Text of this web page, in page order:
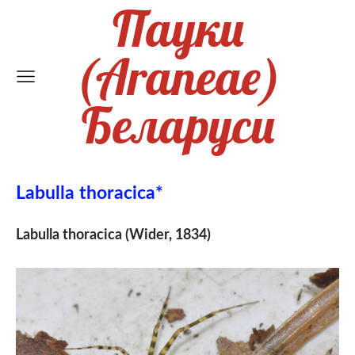
Пауки
(Araneae)
Беларуси
Labulla thoracica*
Labulla thoracica (Wider, 1834)